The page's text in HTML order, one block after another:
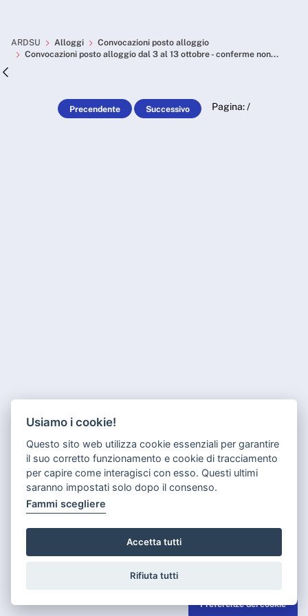
Convocazioni posto
ARDSU Alloggi
Convocazioni posto alloggio
Convocazioni posto alloggio dal 3 al 13 ottobre - conferme non...
Precendente Successivo Pagina:/
Usiamo i cookie!
Questo sito web utilizza cookie essenziali per garantire
il suo corretto funzionamento e cookie di tracciamento
per capire come interagisci con esso. Questi ultimi
saranno impostati solo dopo il consenso.
Fammi scegliere
Accetta tutti
Rifiuta tutti